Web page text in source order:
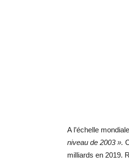
A l’échelle
niveau de 2003 ».
milliards en 2019.